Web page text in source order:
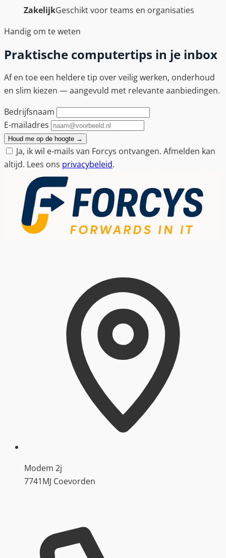
ZakelijkGeschikt voor teams en organisaties
Handig om te weten
Praktische computertips in je inbox
Af en toe een heldere tip over veilig werken, onderhoud
en slim kiezen — aangevuld met relevante aanbiedingen.
Bedrijfsnaam
E-mailadres
Houd me op de hoogte →
Ja, ik wil e-mails van Forcys ontvangen. Afmelden kan
altijd. Lees ons privacybeleid.
Modem 2j
7741MJ Coevorden